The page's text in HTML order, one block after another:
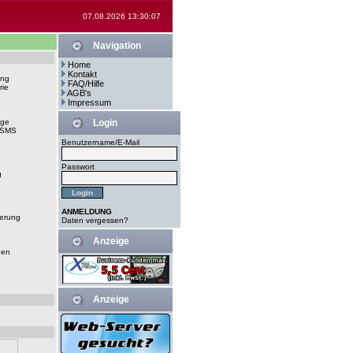
07.08.2026 13:30:07
Navigation
Home
Kontakt
FAQ/Hilfe
AGB's
Impressum
Login
Benutzername/E-Mail
Passwort
ANMELDUNG
Daten vergessen?
Anzeige
Anzeige